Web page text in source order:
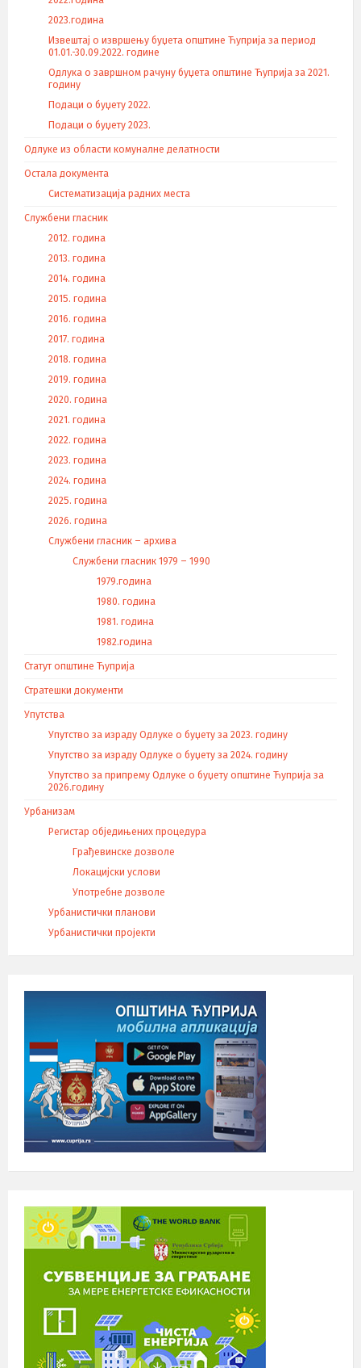
2023.година
Извештај о извршењу буџета општине Ћуприја за период
01.01.-30.09.2022. године
Одлука о завршном рачуну буџета општине Ћуприја за 2021.
годину
Подаци о буџету 2022.
Подаци о буџету 2023.
Одлуке из области комуналне делатности
Остала документа
Систематизација радних места
Службени гласник
2012. година
2013. година
2014. година
2015. година
2016. година
2017. година
2018. година
2019. година
2020. година
2021. година
2022. година
2023. година
2024. година
2025. година
2026. година
Службени гласник – архива
Службени гласник 1979 – 1990
1979.година
1980. година
1981. година
1982.година
Статут општине Ћуприја
Стратешки документи
Упутства
Упутство за израду Одлуке о буџету за 2023. годину
Упутство за израду Одлуке о буџету за 2024. годину
Упутство за припрему Одлуке о буџету општине Ћуприја за
2026.годину
Урбанизам
Регистар обједињених процедура
Грађевинске дозволе
Локацијски услови
Употребне дозволе
Урбанистички планови
Урбанистички пројекти